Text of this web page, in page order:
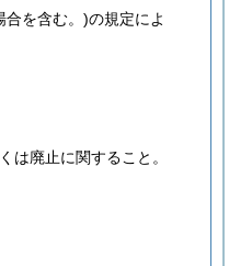
合を含む。)の規定によ
は廃止に関すること。